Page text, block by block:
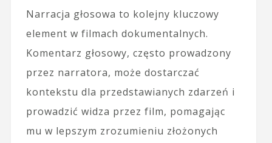
Narracja głosowa to kolejny kluczowy
element w filmach dokumentalnych.
Komentarz głosowy, często prowadzony
przez narratora, może dostarczać
kontekstu dla przedstawianych zdarzeń i
prowadzić widza przez film, pomagając
mu w lepszym zrozumieniu złożonych